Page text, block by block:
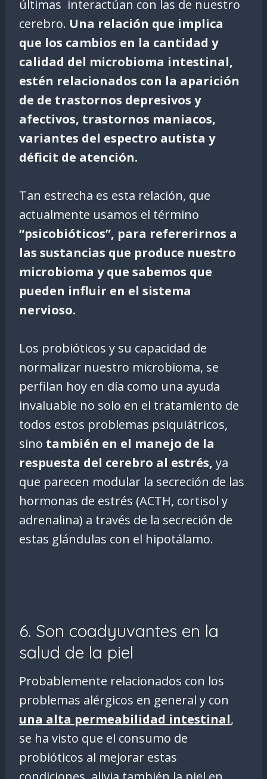
últimas interactúan con las de nuestro
cerebro. Una relación que implica
que los cambios en la cantidad y
calidad del microbioma intestinal,
estén relacionados con la aparición
de de trastornos depresivos y
afectivos, trastornos maniacos,
variantes del espectro autista y
déficit de atención.
Tan estrecha es esta relación, que
actualmente usamos el término
“psicobióticos”, para refererirnos a
las sustancias que produce nuestro
microbioma y que sabemos que
pueden influir en el sistema
nervioso.
Los probióticos y su capacidad de
normalizar nuestro microbioma, se
perfilan hoy en día como una ayuda
invaluable no solo en el tratamiento de
todos estos problemas psiquiátricos,
sino también en el manejo de la
respuesta del cerebro al estrés, ya
que parecen modular la secreción de las
hormonas de estrés (ACTH, cortisol y
adrenalina) a través de la secreción de
estas glándulas con el hipotálamo.
6. Son coadyuvantes en la
salud de la piel
Probablemente relacionados con los
problemas alérgicos en general y con
una alta permeabilidad intestinal,
se ha visto que el consumo de
probióticos al mejorar estas